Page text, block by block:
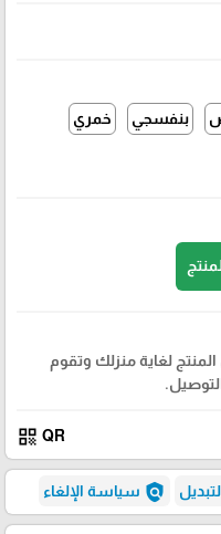
بنفسجي خمري
لغاية منزلك وتقوم
QR
qr_code
policy سياسة الإلغاء